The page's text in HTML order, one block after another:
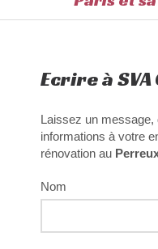
Ecrire à SVA
Laissez un message,
informations à votre
rénovation au
Nom